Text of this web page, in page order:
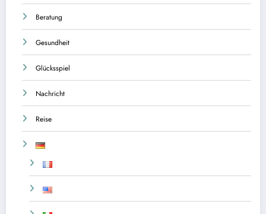
Beratung
Gesundheit
Glücksspiel
Nachricht
Reise